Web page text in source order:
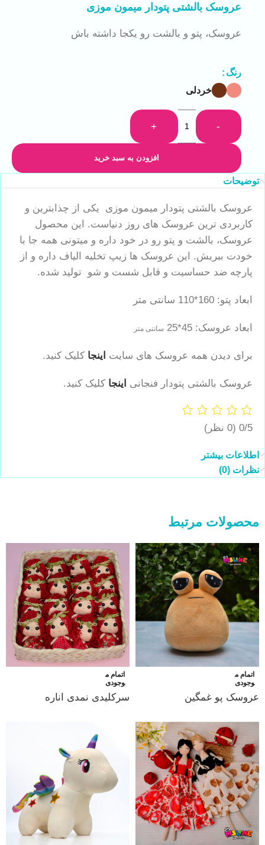
عروسک بالشتی پتودار میمون موزی
عروسک، پتو و بالشت رو یکجا داشته باش
رنگ
خردلی
-
+
افزودن به سبد خرید
توضیحات
عروسک بالشتی پتودار میمون موزی یکی از چذابترین و
کاربردی ترین عروسک های روز دنیاست. این محصول
عروسک، بالشت و پتو رو در خود داره و میتونی همه جا با
خودت ببریش. این عروسک ها زیپ تخلیه الیاف داره و از
پارچه ضد حساسیت و قابل شست و شو تولید شده.
ابعاد پتو: 160*110 سانتی متر
ابعاد عروسک: 45*25 سانتی متر
برای دیدن همه عروسک های سایت اینجا کلیک کنید.
عروسک بالشتی پتودار فنجانی اینجا کلیک کنید.
0/5 (0 نظر)
اطلاعات بیشتر
نظرات (0)
محصولات مرتبط
اتمام م
وجودی
عروسک پو غمگین
اتمام م
وجودی
سرکلیدی نمدی اناره